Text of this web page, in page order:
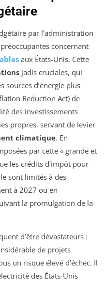
par l’administration
concernant
aux États-Unis. Cette
jadis cruciales, qui
sources d’énergie plus
Reduction Act) de
des investissements
propres, servant de levier
climatique. En
par cette « grande et
les crédits d’impôt pour
sont limités à des
à 2027 ou en
la promulgation de la
d’être dévastateurs :
de projets
un risque élevé d’échec. Il
des États-Unis